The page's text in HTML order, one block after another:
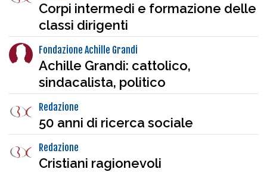
Corpi intermedi e formazione delle
classi dirigenti
Fondazione Achille Grandi
Achille Grandi: cattolico,
sindacalista, politico
Redazione
50 anni di ricerca sociale
Redazione
Cristiani ragionevoli